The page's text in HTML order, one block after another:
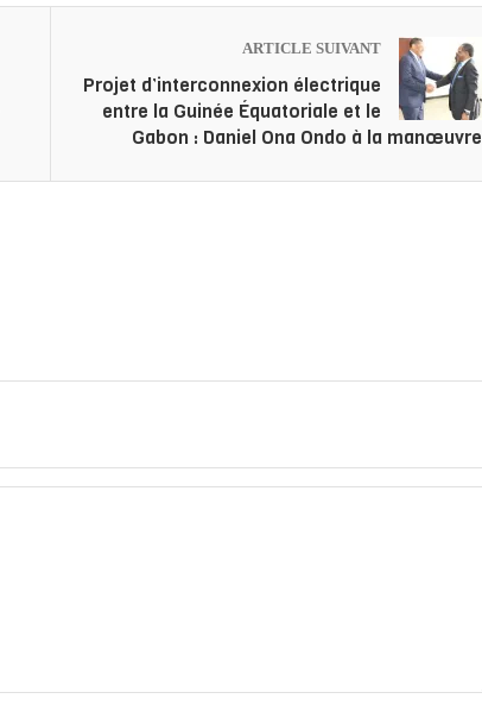
ARTICLE SUIVANT
Projet d’interconnexion électrique
entre la Guinée Équatoriale et le
Gabon : Daniel Ona Ondo à la manœuvre